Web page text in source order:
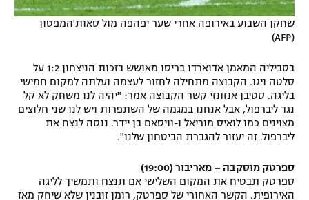
שחקן השבוע באירופה אחרי שער יפהפה מול סאות'המפטון
(AFP)
בסביליה המאמן אדוארדו בריסו מאושש בזכות הניצחון 1:2 על
סלטה ויגו. הקבוצה מתחילה לחזור לעצמה ועלתה למקום חמישי
בליגה. סטיבן אנזונזי קשר הקבוצה אמר: "יהיה לנו משחק לא קל
נגד ליברפול, אבל אנחנו במגמה של השתפרות ויש לנו שני חלוצים
מצוינים כמו לואיס מוריאל ו-וויסאם בן יידר. ננסה לנצח את
ליברפול. זה יעזור להגברת הביטחון שלנו".
ספרטק מוסקבה – מאריבור (19:00)
ספרטק תבטיח את המקום השלישי אם תנצח ותמשיך לליגה
האירופית. הקשר האחורי של ספרטק, רומן זובנין שלא שיחק מאז